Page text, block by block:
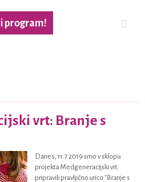
program!
vrt: Branje s
Danes, 11.7.2019 smo v sklopu
projekta Medgeneracijski vrt
pripravili pravljično urico "Branje s